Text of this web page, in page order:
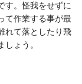
す。怪我をせずに
て作業する事が最
れて落としたり飛
ょう。